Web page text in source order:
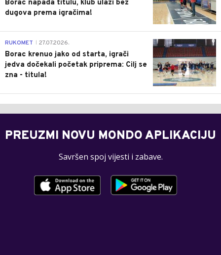
Borac napada titulu, klub ulazi bez
dugova prema igračima!
0
RUKOMET 27.07.2026.
Borac krenuo jako od starta, igrači
jedva dočekali početak priprema: Cilj se
zna - titula!
PREUZMI NOVU MONDO APLIKACIJU
Savršen spoj vijesti i zabave.